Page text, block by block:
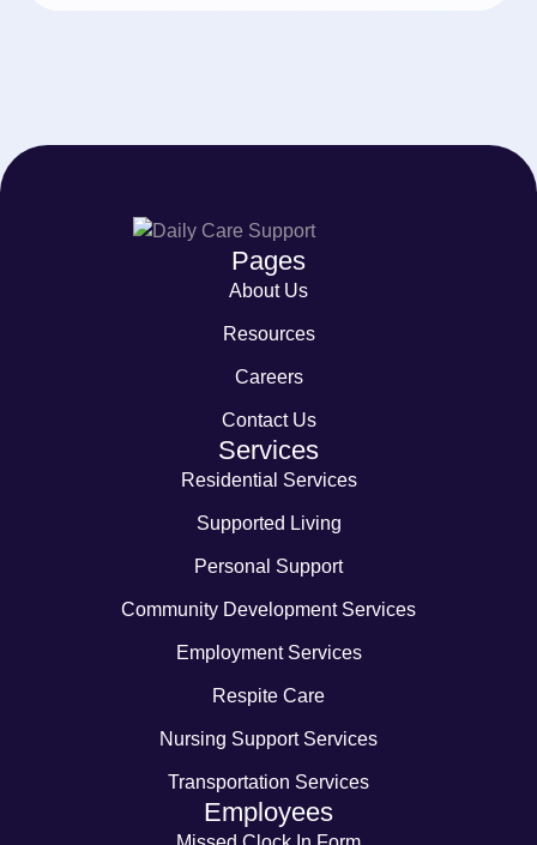
Pages
About Us
Resources
Careers
Contact Us
Services
Residential Services
Supported Living
Personal Support
Community Development Services
Employment Services
Respite Care
Nursing Support Services
Transportation Services
Employees